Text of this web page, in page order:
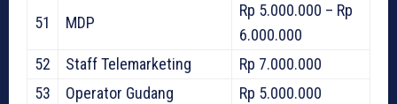
51 MDP
Rp 5.000.000 – Rp
6.000.000
52
Staff Telemarketing
Rp 7.000.000
53
Operator Gudang Rp 5.000.000